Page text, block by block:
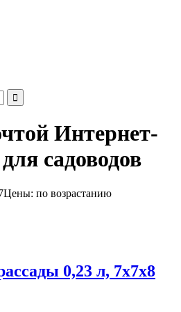
Интернет-
садоводов
Цены: по возрастанию
0,23 л, 7x7x8